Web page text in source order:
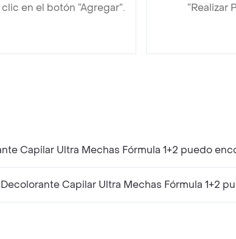
clic en el botón “Agregar”.
“Realizar
Capilar Ultra Mechas Fórmula 1+2 puedo
Capilar Ultra Mechas Fórmula 1+2